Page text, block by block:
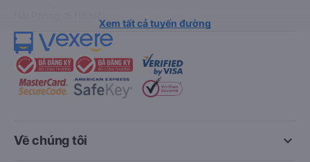
Xem tất cả tuyến đường
keyboard_arrow_down
Về chúng tôi